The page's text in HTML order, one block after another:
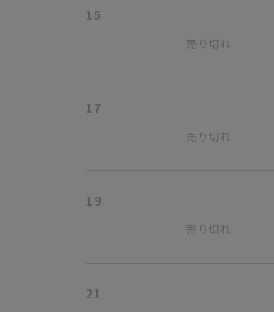
15
売り切れ
17
売り切れ
19
売り切れ
21